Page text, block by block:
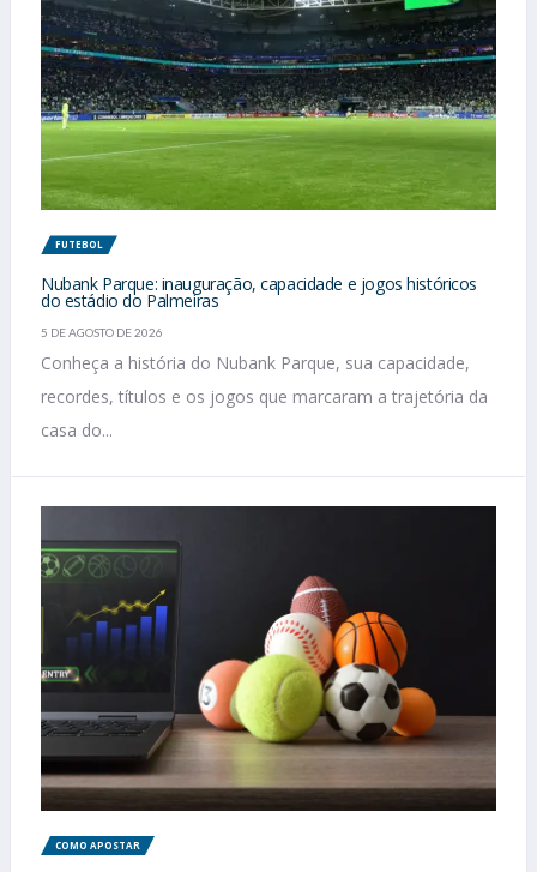
FUTEBOL
Nubank Parque: inauguração, capacidade e jogos históricos
do estádio do Palmeiras
5 DE AGOSTO DE 2026
Conheça a história do Nubank Parque, sua capacidade,
recordes, títulos e os jogos que marcaram a trajetória da
casa do...
COMO APOSTAR